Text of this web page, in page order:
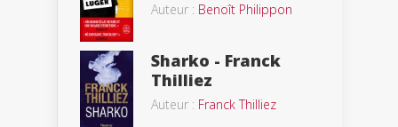
Auteur : Benoît Philippon
Sharko - Franck
Thilliez
Auteur : Franck Thilliez